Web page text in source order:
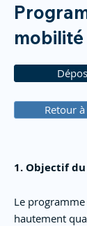
mobilité
Retour
1. Objectif
Le
hautement